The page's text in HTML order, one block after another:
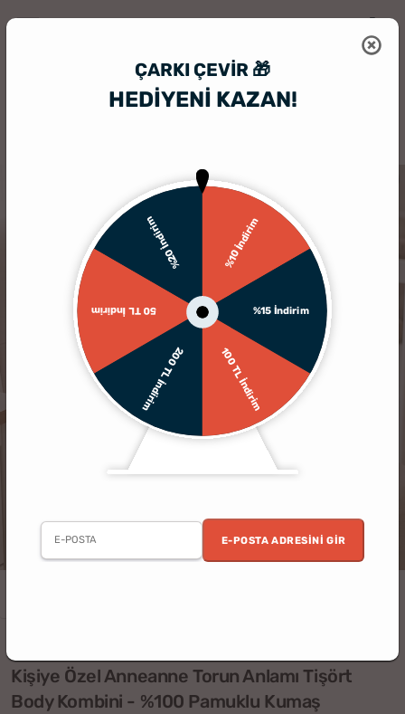
ÇARKI ÇEVIR 🎁
HEDİYENİ KAZAN!
%10 İndirim
%15 İndirim
100 TL İndirim
200 TL İndirim
50 TL İndirim
%20 İndirim
E-POSTA ADRESINI GIR
Kişiye Özel Anneanne Torun Anlamı Tişört
Body Kombini - %100 Pamuklu Kumaş